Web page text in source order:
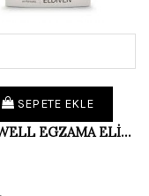
SEPETE EKLE
BLUEWELL EGZAMA ELİVENİ MEDİUM